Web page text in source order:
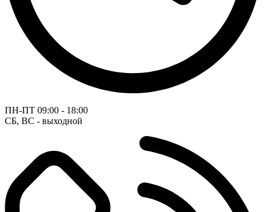
ПН-ПТ 09:00 - 18:00
СБ, ВС - выходной